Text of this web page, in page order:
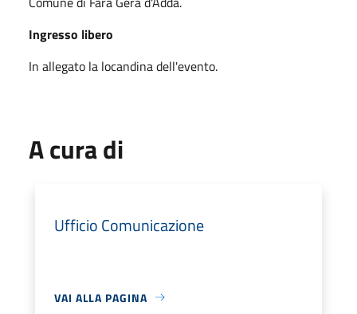
Ingresso libero
In allegato la locandina dell'evento.
A cura di
Ufficio Comunicazione
VAI ALLA PAGINA